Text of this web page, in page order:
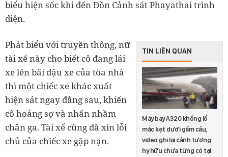
biểu hiện sốc khi đến Đồn Cảnh sát Phayathai trình
diện.
TIN LIÊN QUAN
Máy bay A320 khổng lồ
mắc kẹt dưới gầm cầu,
video ghi lại cảnh tượng
hy hữu chưa từng có tại
Phát biểu với truyền thông, nữ
tài xế này cho biết cô đang lái
xe lên bãi đậu xe của tòa nhà
thì một chiếc xe khác xuất
hiện sát ngay đằng sau, khiến
cô hoảng sợ và nhấn nhầm
chân ga. Tài xế cũng đã xin lỗi
chủ của chiếc xe gặp nạn.